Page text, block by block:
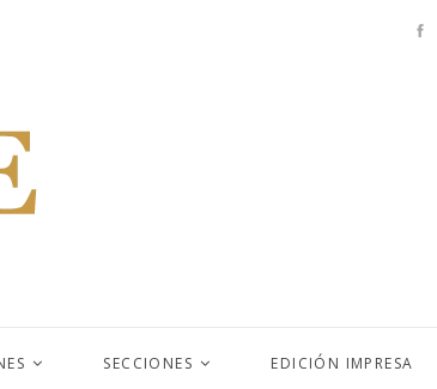
SECCIONES EDICIÓN IMPRESA